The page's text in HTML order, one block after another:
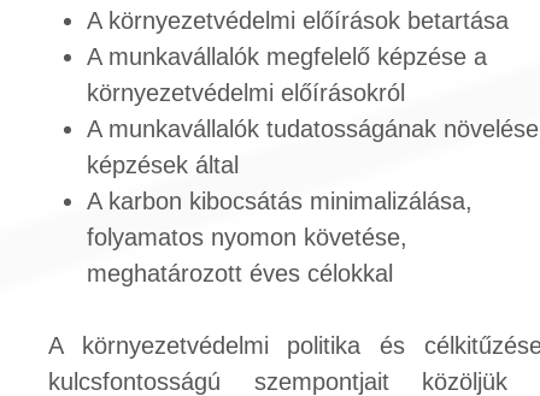
A környezetvédelmi előírások betartása
A munkavállalók megfelelő képzése a
környezetvédelmi előírásokról
A munkavállalók tudatosságának növelése
képzések által
A karbon kibocsátás minimalizálása,
folyamatos nyomon követése,
meghatározott éves célokkal
A környezetvédelmi politika és
kulcsfontosságú szempontjait közöljük